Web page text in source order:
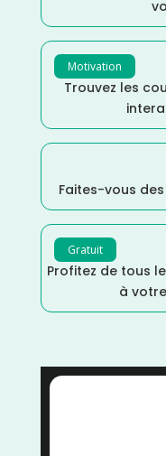
Motivation
Trouvez les
Faites-vous
Gratuit
Profitez de tous
à